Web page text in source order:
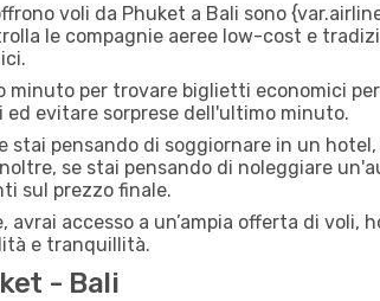
voli da Phuket a Bali sono
le compagnie aeree low-cost e
per trovare biglietti economici
evitare sorprese dell'ultimo minuto.
stai pensando di soggiornare in un
se stai pensando di noleggiare
sul prezzo finale.
avrai accesso a un’ampia offerta di voli,
e tranquillità.
- Bali